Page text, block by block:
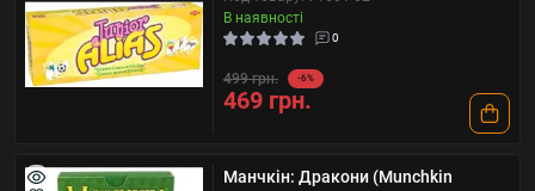
В наявності
0
499 грн. -6%
469 грн.
Манчкін: Дракони (Munchkin